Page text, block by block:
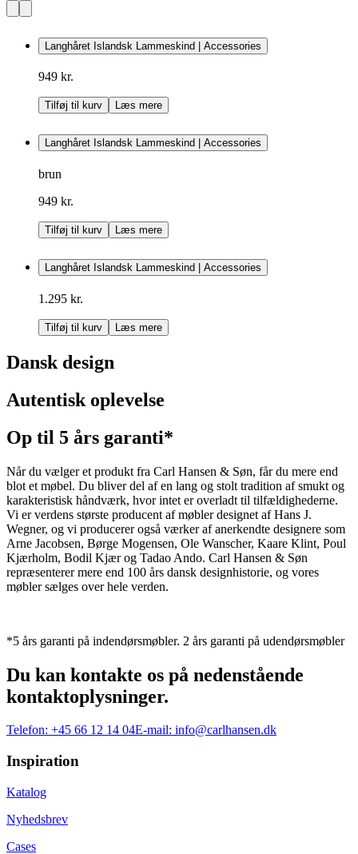
Langhåret Islandsk Lammeskind | Accessories
949 kr.
Tilføj til kurv Læs mere
Langhåret Islandsk Lammeskind | Accessories
brun
949 kr.
Tilføj til kurv Læs mere
Langhåret Islandsk Lammeskind | Accessories
1.295 kr.
Tilføj til kurv Læs mere
Dansk design
Autentisk oplevelse
Op til 5 års garanti*
Når du vælger et produkt fra Carl Hansen & Søn, får du mere end
blot et møbel. Du bliver del af en lang og stolt tradition af smukt og
karakteristisk håndværk, hvor intet er overladt til tilfældighederne.
Vi er verdens største producent af møbler designet af Hans J.
Wegner, og vi producerer også værker af anerkendte designere som
Arne Jacobsen, Børge Mogensen, Ole Wanscher, Kaare Klint, Poul
Kjærholm, Bodil Kjær og Tadao Ando. Carl Hansen & Søn
repræsenterer mere end 100 års dansk designhistorie, og vores
møbler sælges over hele verden.
*5 års garanti på indendørsmøbler. 2 års garanti på udendørsmøbler
Du kan kontakte os på nedenstående
kontaktoplysninger.
Telefon: +45 66 12 14 04E-mail: info@carlhansen.dk
Inspiration
Katalog
Nyhedsbrev
Cases